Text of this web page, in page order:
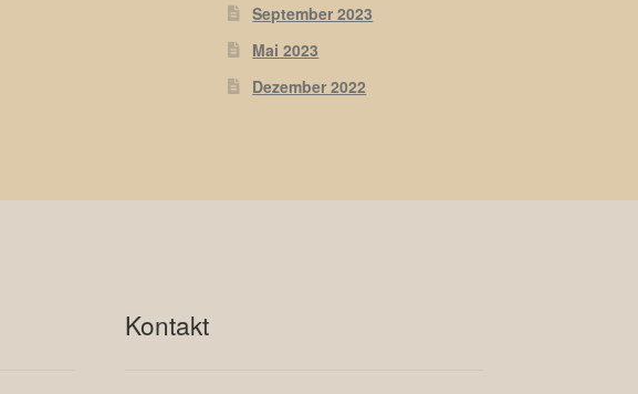
September 2023
Mai 2023
Dezember 2022
Kontakt